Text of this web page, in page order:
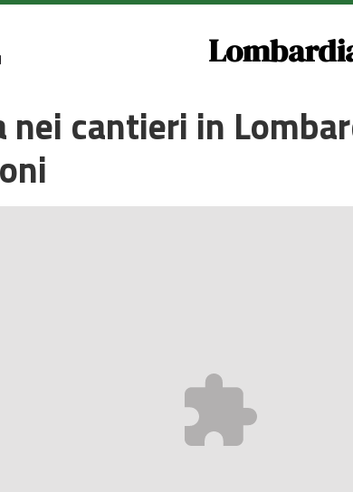
nei cantieri in